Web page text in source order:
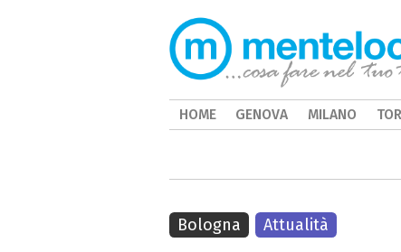
Bologna Attualità
HOME GENOVA MILANO